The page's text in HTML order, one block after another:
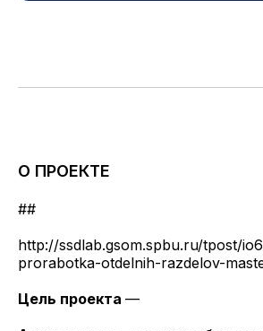
О ПРОЕКТЕ
##
http://ssdlab.gsom.spbu.ru/tpost/
prorabotka-otdelnih-razdelov-
Цель проекта —